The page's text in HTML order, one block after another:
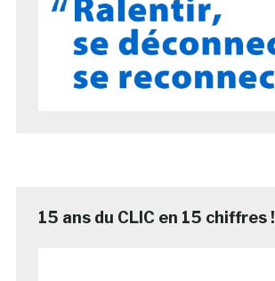
15 ans du CLIC en 15 chiffres !